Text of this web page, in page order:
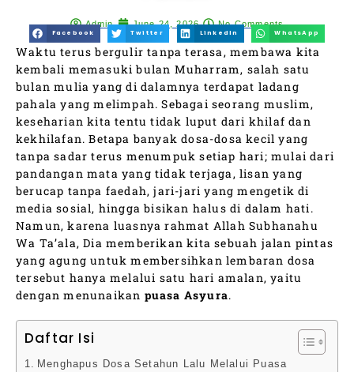
Admin June 24, 2026 No Comments
Facebook Twitter LinkedIn WhatsApp
Waktu terus bergulir tanpa terasa, membawa kita
kembali memasuki bulan Muharram, salah satu
bulan mulia yang di dalamnya terdapat ladang
pahala yang melimpah. Sebagai seorang muslim,
keseharian kita tentu tidak luput dari khilaf dan
kekhilafan. Betapa banyak dosa-dosa kecil yang
tanpa sadar terus menumpuk setiap hari; mulai dari
pandangan mata yang tidak terjaga, lisan yang
berucap tanpa faedah, jari-jari yang mengetik di
media sosial, hingga bisikan halus di dalam hati.
Namun, karena luasnya rahmat Allah Subhanahu
Wa Ta’ala, Dia memberikan kita sebuah jalan pintas
yang agung untuk membersihkan lembaran dosa
tersebut hanya melalui satu hari amalan, yaitu
dengan menunaikan puasa Asyura.
Daftar Isi
Menghapus Dosa Setahun Lalu Melalui Puasa